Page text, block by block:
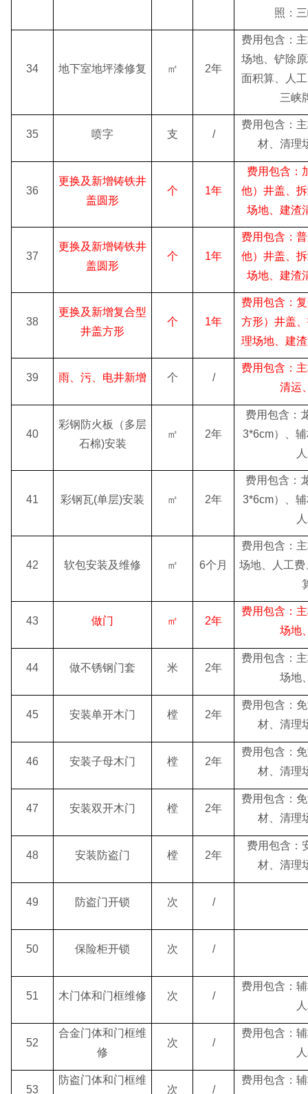
照：
34 地下室地坪漆修复 ㎡ 2年
费用包含：
场地、铲除
面积算、人
三峡
35 喷字 支 /
费用包含：
材、清理
36
更换及新增铸铁井
盖圆形
个 1年
费用包含：
他）井盖、
场地、建渣
37
更换及新增铸铁井
盖圆形
个 1年
费用包含：
他）井盖、
场地、建渣
38
更换及新增复合型
井盖方形
个 1年
费用包含：
方形）井盖
理场地、建
39 雨、污、电井新增 个 /
费用包含：
清运
40
彩钢防火板（多层
石棉)安装
㎡ 2年
费用包含：
3*6cm）、
41 彩钢瓦(单层)安装 ㎡ 2年
费用包含：
3*6cm）、
42 软包安装及维修 ㎡ 6个月
费用包含：
场地、人工
43 做门 ㎡ 2年
费用包含：
场地
44 做不锈钢门套 米 2年
费用包含：
场地
45 安装单开木门 樘 2年
费用包含：
材、清理
46 安装子母木门 樘 2年
费用包含：
材、清理
47 安装双开木门 樘 2年
费用包含：
材、清理
48 安装防盗门 樘 2年
费用包含：
材、清理
49 防盗门开锁 次 /
50 保险柜开锁 次 /
51 木门体和门框维修 次 /
费用包含：
52
合金门体和门框维
修
次 /
费用包含：
53
防盗门体和门框维
次 /
费用包含：